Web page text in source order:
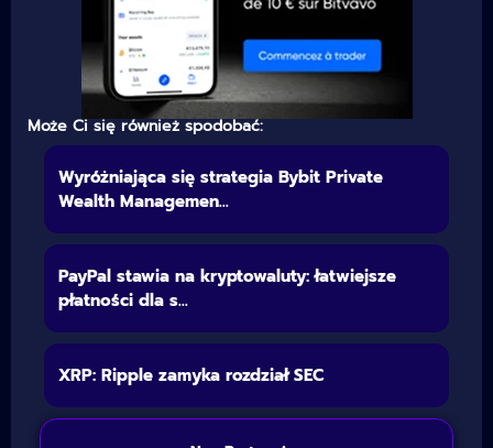
Może Ci się również spodobać:
Wyróżniająca się strategia Bybit Private
Wealth Managemen...
PayPal stawia na kryptowaluty: łatwiejsze
płatności dla s...
XRP: Ripple zamyka rozdział SEC